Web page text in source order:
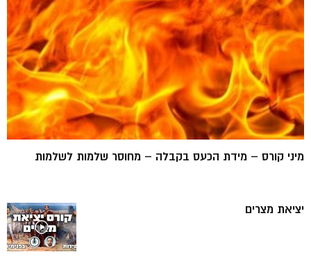
מיני קורס – מידת הכעס בקבלה – מחוסר שלמות לשלמות
יציאת מצרים